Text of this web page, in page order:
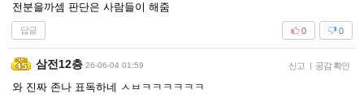
전분을까셈 판단은 사람들이 해줌
답글 0
0
삼전12층 26-06-04 01:59 신고 | 공감 확인
와 진짜 존나 표독하네 ㅅㅂㅋㅋㅋㅋㅋㅋ